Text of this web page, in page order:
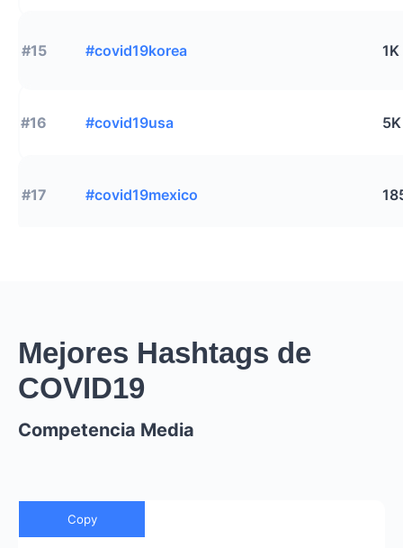
#15 #covid19korea 1K
#16 #covid19usa 5K
#17 #covid19mexico
Mejores Hashtags de
COVID19
Competencia Media
Copy